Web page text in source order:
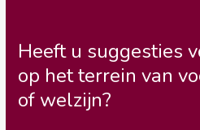
Heeft u suggesties
op het terrein van
of welzijn?